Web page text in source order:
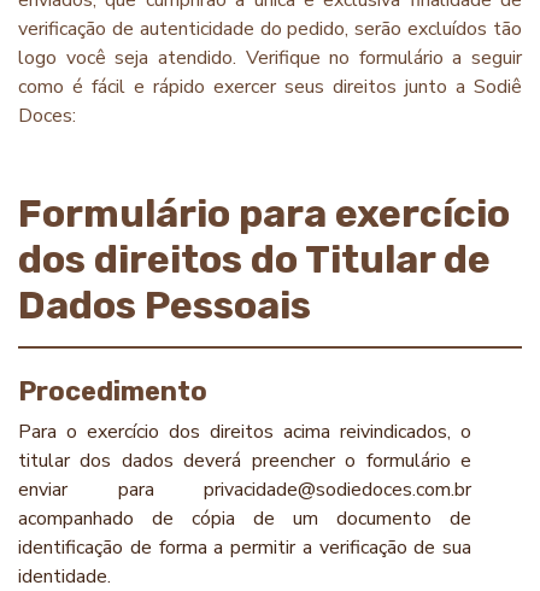
verificação de autenticidade do pedido, serão excluídos tão
logo você seja atendido. Verifique no formulário a seguir
como é fácil e rápido exercer seus direitos junto a Sodiê
Doces:
Formulário para exercício
dos direitos do Titular de
Dados Pessoais
Procedimento
Para o exercício dos direitos acima reivindicados, o
titular dos dados deverá preencher o formulário e
enviar para privacidade@sodiedoces.com.br
acompanhado de cópia de um documento de
identificação de forma a permitir a verificação de sua
identidade.